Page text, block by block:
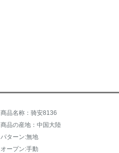
商品名称：骑安8136
商品の産地：中国大陸
パターン:無地
オープン:手動